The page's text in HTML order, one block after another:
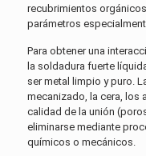
recubrimientos
parámetros
Para obtener una
la soldadura fuerte
ser metal limpio y puro.
mecanizado, la cera, los
calidad de la unión
eliminarse mediante
químicos o mecánicos.